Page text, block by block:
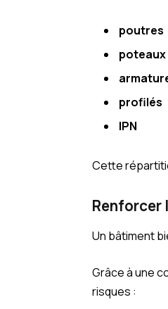
poutres
poteaux
profilés
IPN
Cette
Renforcer
Un bâtiment
Grâce à une
risques :